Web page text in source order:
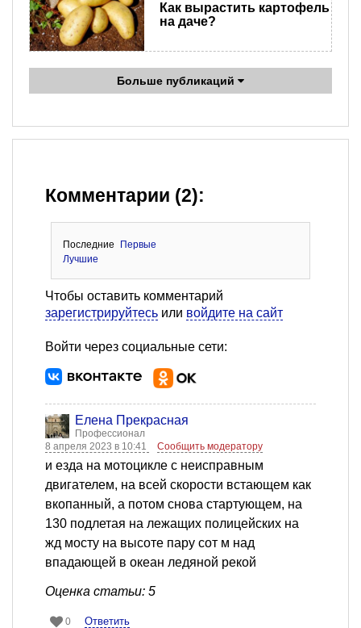
Как вырастить картофель
на даче?
Больше публикаций
Комментарии (2):
Последние
Первые
Лучшие
Чтобы оставить комментарий
зарегистрируйтесь или войдите на сайт
Войти через социальные сети:
Елена Прекрасная
Профессионал
8 апреля 2023 в 10:41
Сообщить модератору
и езда на мотоцикле с неисправным
двигателем, на всей скорости встающем как
вкопанный, а потом снова стартующем, на
130 подлетая на лежащих полицейских на
жд мосту на высоте пару сот м над
впадающей в океан ледяной рекой
Оценка статьи: 5
0 Ответить